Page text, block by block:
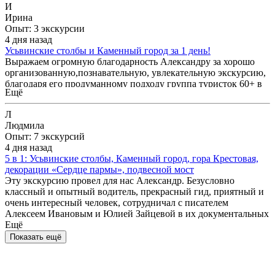
И
Ирина
Опыт: 3 экскурсии
4 дня назад
Усьвинские столбы и Каменный город за 1 день!
Выражаем огромную благодарность Александру за хорошо
организованную,познавательную, увлекательную экскурсию,
благодаря его продуманному подходу группа туристок 60+ в
составе 4 человек справилась с подьемами в горы и
насладилась невероятными видами. Рекомендуем всем
воспользоваться его услугами по туризму
Ещё
Л
Людмила
Опыт: 7 экскурсий
4 дня назад
5 в 1: Усьвинские столбы, Каменный город, гора Крестовая,
декорации «Сердце пармы», подвесной мост
Эту экскурсию провел для нас Александр. Безусловно
классный и опытный водитель, прекрасный гид, приятный и
очень интересный человек, сотрудничал с писателем
Алексеем Ивановым и Юлией Зайцевой в их документальных
проектах по Уралу, есть и свои собственные программы
путешествий. День пролетел незаметно, хотя было очень
тяжело вставать в 5 утра, после дурного, но осознанного
Ещё
Показать ещё